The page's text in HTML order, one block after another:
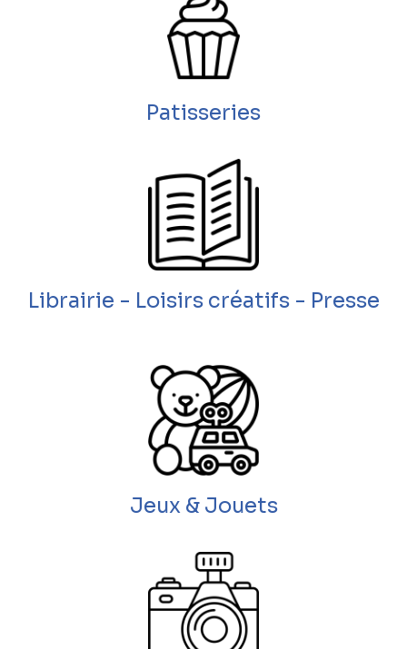
Patisseries
Librairie - Loisirs créatifs - Presse
Jeux & Jouets